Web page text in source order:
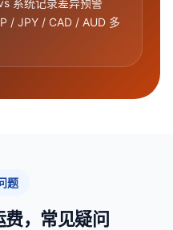
系统记录差异预警
/ JPY / CAD / AUD 多
题
，常见疑问